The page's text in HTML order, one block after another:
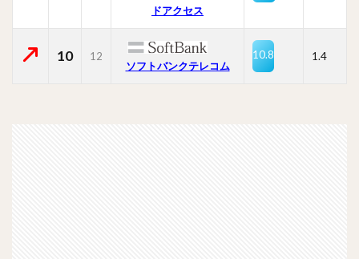
ドアクセス
10 12
ソフトバンクテレコム
10.8 1.4